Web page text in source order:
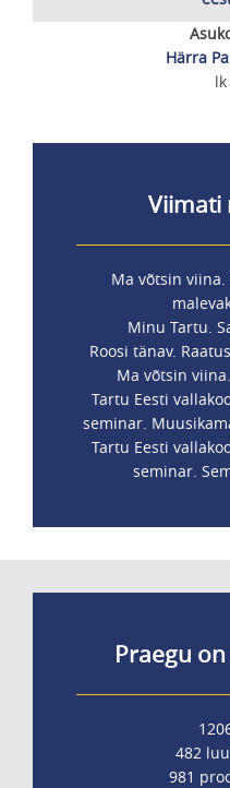
Härra
Viimati
Ma võtsin
Minu Tartu.
Roosi tänav.
Ma võtsin
Tartu Eesti
seminar.
Tartu Eesti
seminar.
Praegu
482
981